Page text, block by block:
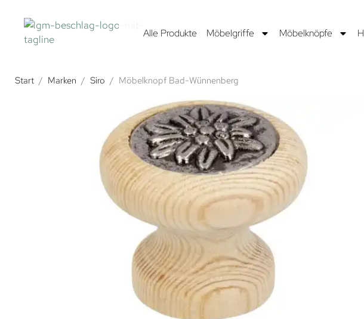
Alle Produkte Möbelgriffe Möbelknöpfe
Start / Marken / Siro / Möbelknopf Bad-Wünnenberg